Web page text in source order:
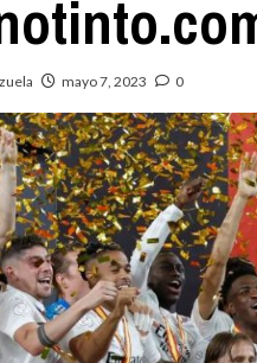
mayo 7, 2023 0